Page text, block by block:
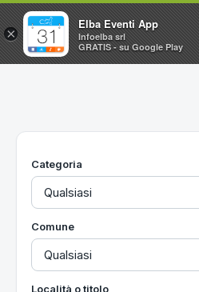
Home
Utilità
Categoria
Comune
Località o titolo
×
Elba Eventi App
Infoelba srl
GRATIS - su Google Play